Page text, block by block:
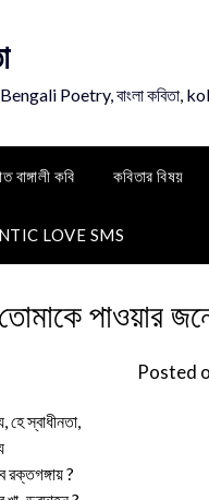
Poetry, বাংলা কবিতা,
বাঙ্গালী কবি কবিতার বিষয়
LOVE SMS
তোমাকে পাওয়ার
Posted
হে স্বাধীনতা,
?